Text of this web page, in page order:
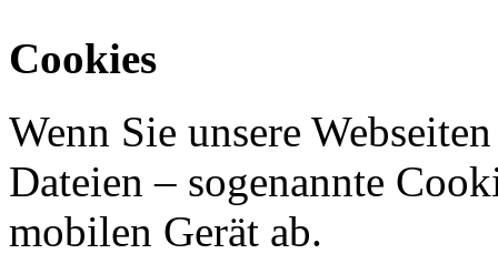
Cookies
Wenn Sie unsere
Dateien – sogenannte
mobilen Gerät ab.